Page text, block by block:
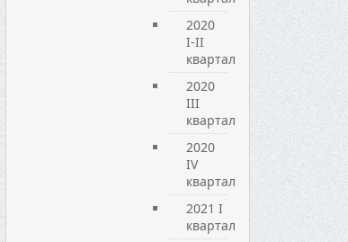
2020
I-II
квартал
2020
III
квартал
2020
IV
квартал
2021 I
квартал